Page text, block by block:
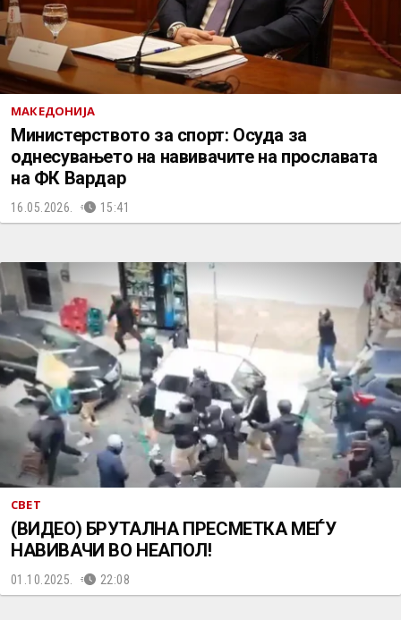
МАКЕДОНИЈА
Министерството за спорт: Осуда за
однесувањето на навивачите на прославата
на ФК Вардар
16.05.2026. 15:41
СВЕТ
(ВИДЕО) БРУТАЛНА ПРЕСМЕТКА МЕЃУ
НАВИВАЧИ ВО НЕАПОЛ!
01.10.2025. 22:08